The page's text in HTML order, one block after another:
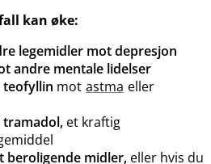
kan øke:
legemidler mot depresjon
andre mentale lidelser
mot astma eller
et kraftig
beroligende midler, eller hvis du